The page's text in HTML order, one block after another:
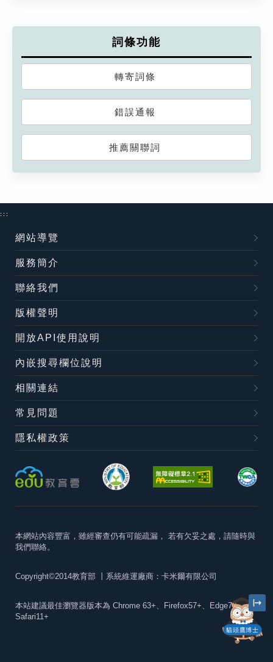
詞條功能
轉寄詞條
錯誤通報
推薦關聯詞
貓頭鷹博士
:::
網站導覽
服務簡介
聯絡我們
版權聲明
開放API使用說明
內嵌搜尋欄位說明
相關連結
常見問題
隱私權政策
本網站內容豐富，雖經審查仍有可能疏漏， 若有欠妥之處，請隨時與
我們聯絡。
Copyright©2014教育部 丨系統維運廠商：卡米爾有限公司
本站建議最佳瀏覽器版本為 Chrome 63+、Firefox57+、Edge79+及
Safari11+